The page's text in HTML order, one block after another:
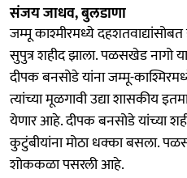
संजय जाधव, बुलडाणा
जम्मू काश्मीरमध्ये
सुपुत्र शहीद झाला. पळसखेड नागो
दीपक बनसोडे यांना जम्मू-
त्यांच्या मूळगावी उद्या शासकीय
येणार आहे. दीपक बनसोडे यांच्या
कुटुंबीयांना मोठा धक्का बसला.
शोककळा पसरली आहे.